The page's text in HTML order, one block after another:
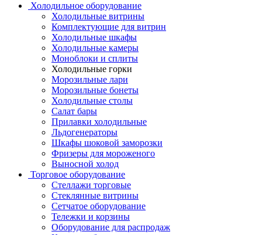
Холодильное оборудование
Холодильные витрины
Комплектующие для витрин
Холодильные шкафы
Холодильные камеры
Моноблоки и сплиты
Холодильные горки
Морозильные лари
Морозильные бонеты
Холодильные столы
Салат бары
Прилавки холодильные
Льдогенераторы
Шкафы шоковой заморозки
Фризеры для мороженого
Выносной холод
Торговое оборудование
Стеллажи торговые
Стеклянные витрины
Сетчатое оборудование
Тележки и корзины
Оборудование для распродаж